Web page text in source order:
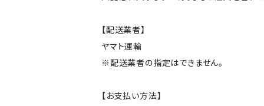
【配送業者】
ヤマト運輸
※配送業者の指定はできません。
【お支払い方法】